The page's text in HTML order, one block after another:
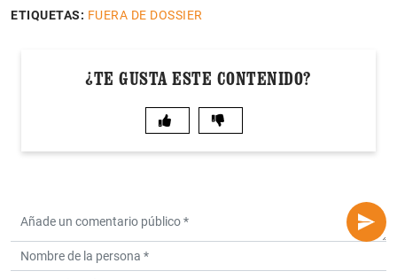
ETIQUETAS: FUERA DE DOSSIER
¿TE GUSTA ESTE CONTENIDO?